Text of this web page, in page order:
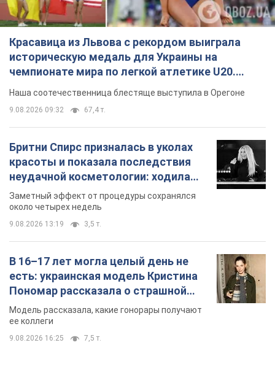
Красавица из Львова с рекордом выиграла
историческую медаль для Украины на
чемпионате мира по легкой атлетике U20.
Видео
Наша соотечественница блестяще выступила в Орегоне
9.08.2026 09:32 67,4 т.
Бритни Спирс призналась в уколах
красоты и показала последствия
неудачной косметологии: ходила
так почти месяц
Заметный эффект от процедуры сохранялся
около четырех недель
9.08.2026 13:19 3,5 т.
В 16–17 лет могла целый день не
есть: украинская модель Кристина
Пономар рассказала о страшной
стороне модельной карьеры
Модель рассказала, какие гонорары получают
ее коллеги
9.08.2026 16:25 7,5 т.